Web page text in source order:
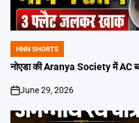
POSTED
IN
HNN SHORTS
नोएडा की Aranya Society में AC
on
June 29, 2026